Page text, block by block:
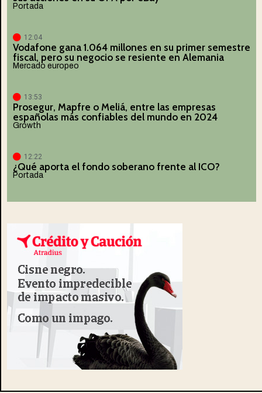
Portada
12:04
Vodafone gana 1.064 millones en su primer semestre
fiscal, pero su negocio se resiente en Alemania
Mercado europeo
13:53
Prosegur, Mapfre o Meliá, entre las empresas
españolas más confiables del mundo en 2024
Growth
12:22
¿Qué aporta el fondo soberano frente al ICO?
Portada